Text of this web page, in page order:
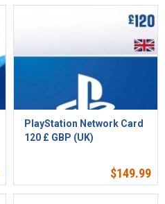
PlayStation Network Card
120 £ GBP (UK)
$149.99